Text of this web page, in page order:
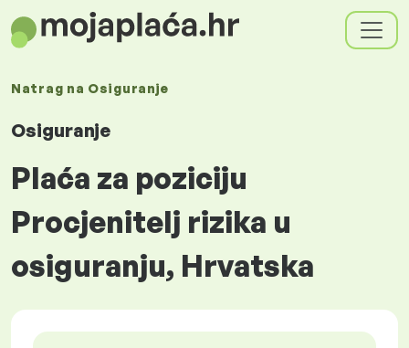
Natrag na Osiguranje
Osiguranje
Plaća za poziciju
Procjenitelj rizika u
osiguranju, Hrvatska